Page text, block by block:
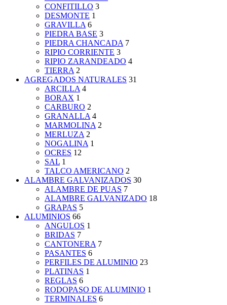
CONFITILLO 3
DESMONTE 1
GRAVILLA 6
PIEDRA BASE 3
PIEDRA CHANCADA 7
RIPIO CORRIENTE 3
RIPIO ZARANDEADO 4
TIERRA 2
AGREGADOS NATURALES 31
ARCILLA 4
BORAX 1
CARBURO 2
GRANALLA 4
MARMOLINA 2
MERLUZA 2
NOGALINA 1
OCRES 12
SAL 1
TALCO AMERICANO 2
ALAMBRE GALVANIZADOS 30
ALAMBRE DE PUAS 7
ALAMBRE GALVANIZADO 18
GRAPAS 5
ALUMINIOS 66
ANGULOS 1
BRIDAS 7
CANTONERA 7
PASANTES 6
PERFILES DE ALUMINIO 23
PLATINAS 1
REGLAS 6
RODOPASO DE ALUMINIO 1
TERMINALES 6